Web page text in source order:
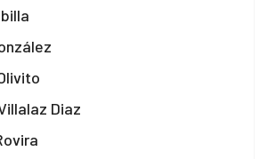
Diaz